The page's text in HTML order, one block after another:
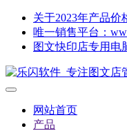
关于2023年产品价
唯一销售平台：
图文快印店专用电
网站首页
产品